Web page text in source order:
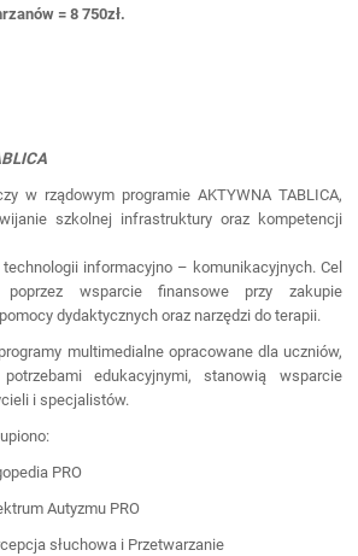
= 8 750zł.
w rządowym programie AKTYWNA TABLICA,
szkolnej infrastruktury oraz kompetencji
informacyjno – komunikacyjnych. Cel
wsparcie finansowe przy zakupie
dydaktycznych oraz narzędzi do terapii.
multimedialne opracowane dla uczniów,
edukacyjnymi, stanowią wsparcie
i specjalistów.
PRO
Autyzmu PRO
słuchowa i Przetwarzanie